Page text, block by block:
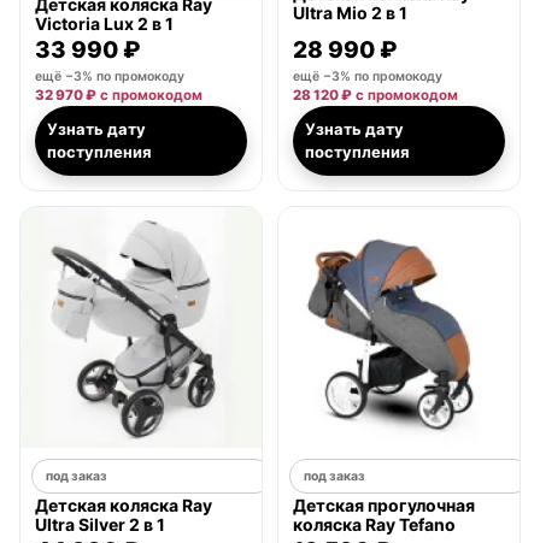
Victoria Lux 2 в 1
33 990 ₽
ещё −3% по промокоду
32 970 ₽ с промокодом
Узнать дату
поступления
Ultra Mio 2 в 1
28 990 ₽
ещё −3% по промокоду
28 120 ₽ с промокодом
Узнать дату
поступления
под заказ
Детская коляска Ray
Ultra Silver 2 в 1
под заказ
Детская прогулочная
коляска Ray Tefano